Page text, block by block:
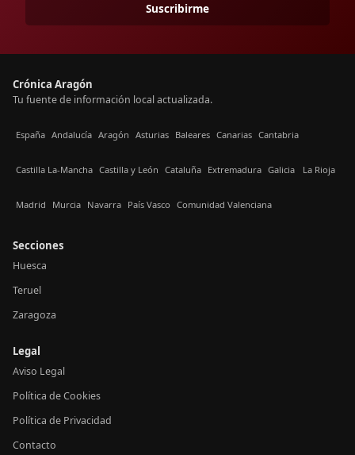
Suscribirme
Crónica Aragón
Tu fuente de información local actualizada.
España Andalucía Aragón Asturias Baleares Canarias Cantabria
Castilla La-Mancha Castilla y León Cataluña Extremadura Galicia La Rioja
Madrid Murcia Navarra País Vasco Comunidad Valenciana
Secciones
Huesca
Teruel
Zaragoza
Legal
Aviso Legal
Política de Cookies
Política de Privacidad
Contacto